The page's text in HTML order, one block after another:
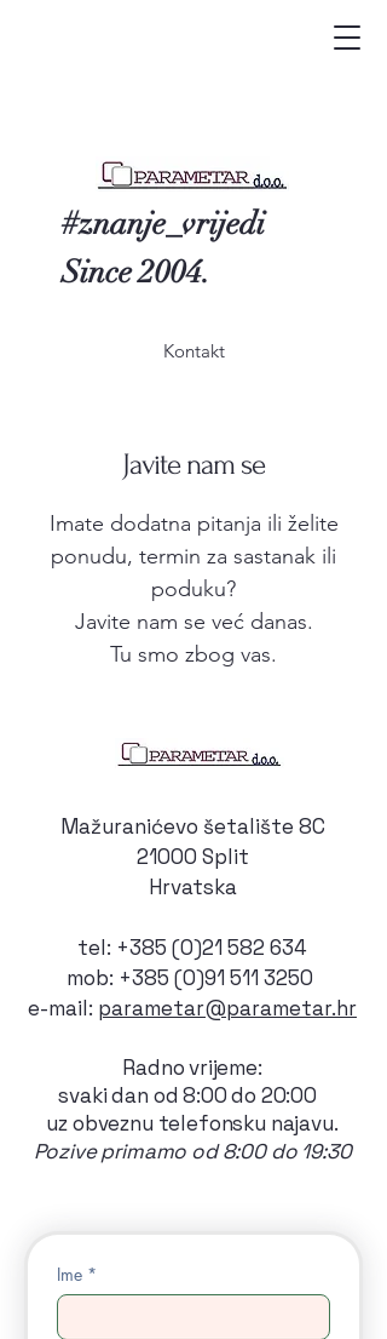
#znanje_vrijedi
Since 2004.
Kontakt
Javite nam se
Imate dodatna pitanja ili želite
ponudu, termin za sastanak ili
poduku?
Javite nam se već danas.
Tu smo zbog vas.
Mažuranićevo šetalište 8C
21000 Split
Hrvatska
tel: +385 (0)21 582 634
mob: +385 (0)91 511 3250
e-mail: parametar@parametar.hr
Radno vrijeme:
svaki dan od 8:00 do 20:00
uz obveznu telefonsku najavu.
Pozive primamo od 8:00 do 19:30
Ime *